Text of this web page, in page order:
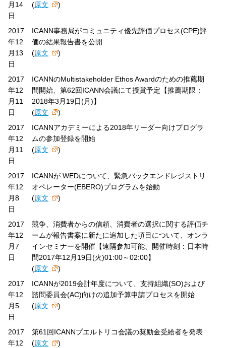
月14
日
(原文 )
2017
年12
月13
日
ICANN事務局がコミュニティ優先評価プロセス(CPE)評
価の結果報告書を公開
(原文 )
2017
年12
月11
日
ICANNのMultistakeholder Ethos Awardのための推薦期
間開始、第62回ICANN会議にて授賞予定【推薦期限：
2018年3月19日(月)】
(原文
)
2017
年12
月11
日
ICANNアカデミーによる2018年リーダー向けプログラ
ムの参加登録を開始
(原文 )
2017
年12
月8
日
ICANNが.WEDについて、緊急バックエンドレジストリ
オペレーター(EBERO)プログラムを始動
(原文 )
2017
年12
月7
日
競争、消費者からの信頼、消費者の選択に関する評価チ
ームが報告書案に新たに追加した項目について、オンラ
インセミナーを開催【遠隔参加可能、開催時刻：日本時
間2017年12月19日(火)01:00～02:00】
(原文
)
2017
年12
月5
日
ICANNが2019会計年度について、支持組織(SO)および
諮問委員会(AC)向けの追加予算申請プロセスを開始
(原文 )
2017
年12
第61回ICANNプエルトリコ会議の奨励金受給者を発表
(原文 )